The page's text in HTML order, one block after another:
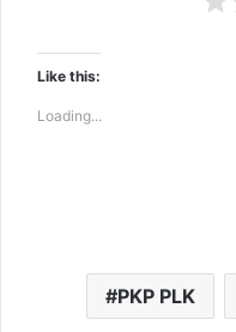
Like this:
Loading...
PKP PLK